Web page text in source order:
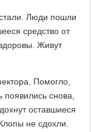
Люди пошли
средство от
Живут
Помогло,
снова,
оставшиеся
не сдохли.